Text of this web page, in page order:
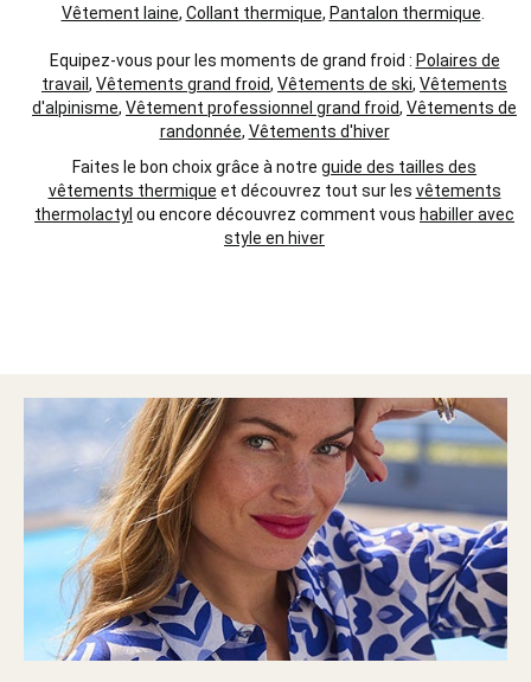
Vêtement laine, Collant thermique, Pantalon thermique
Equipez-vous pour les moments de grand froid : Polaires de
travail , Vêtements grand froid, Vêtements de ski, Vêtements
d'alpinisme, Vêtement professionnel grand froid, Vêtements de
randonnée, Vêtements d'hiver
Faites le bon choix grâce à notre guide des tailles des
vêtements thermique et découvrez tout sur les vêtements
thermolactyl ou encore découvrez comment vous habiller avec
style en hiver